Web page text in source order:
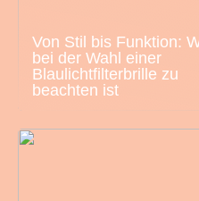
Von Stil bis Funktion:
bei der Wahl einer
Blaulichtfilterbrille zu
beachten ist